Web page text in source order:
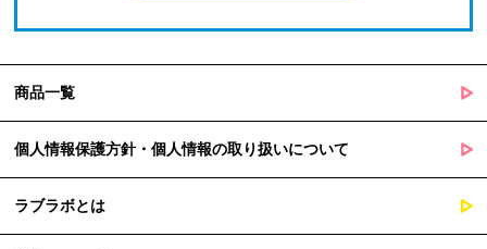
商品一覧
個人情報保護方針・個人情報の取り扱いについて
ラブラボとは